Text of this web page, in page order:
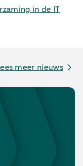
in de IT
meer nieuws